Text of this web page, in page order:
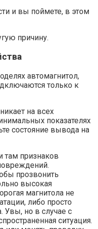
и вы поймете, в этом
причину.
автомагнитол,
только к
на всех
показателях
состояние вывода на
там признаков
прозвонить
высокая
магнитола не
либо просто
Увы, но в случае с
ситуация.